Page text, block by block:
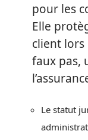
pour les
Elle
client lors
faux pas,
Le statut